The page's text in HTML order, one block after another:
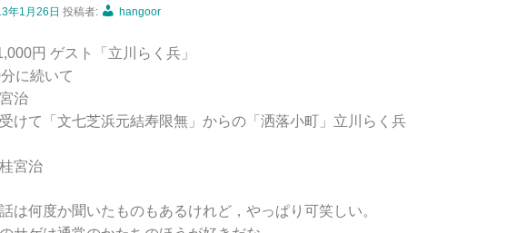
年1月26日 投稿者: hangoor
円 ゲスト「立川らく兵」
に続いて
治
けて「文七芝浜元結寿限無」からの「洒落小町」立川らく兵
宮治
は何度か聞いたものもあるけれど，やっぱり可笑しい。